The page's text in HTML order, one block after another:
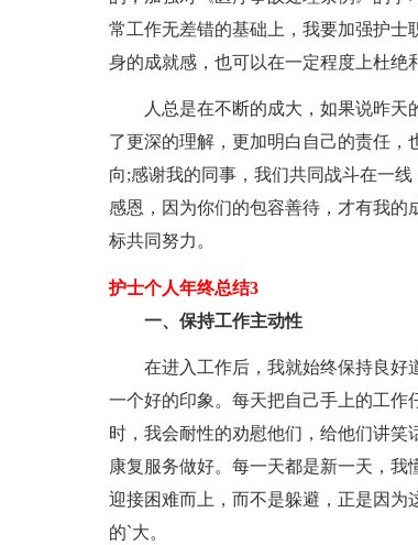
常工作无差错的基础上，我要加强护士
身的成就感，也可以在一定程度上杜绝
人总是在不断的成大，如果说昨天
了更深的理解，更加明白自己的责任
向;感谢我的同事，我们共同战斗在一
感恩，因为你们的包容善待，才有我的
标共同努力。
护士个人年终总结3
一、保持工作主动性
在进入工作后，我就始终保持良好
一个好的印象。每天把自己手上的工
时，我会耐性的劝慰他们，给他们讲
康复服务做好。每一天都是新一天，
迎接困难而上，而不是躲避，正是因
的`大。